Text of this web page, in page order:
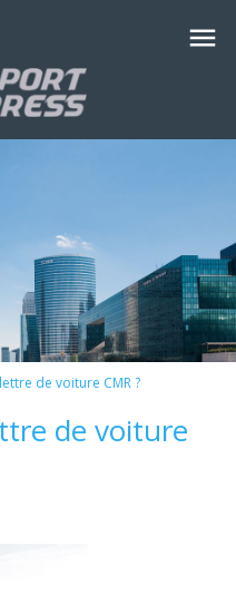
de voiture CMR ?
de voiture